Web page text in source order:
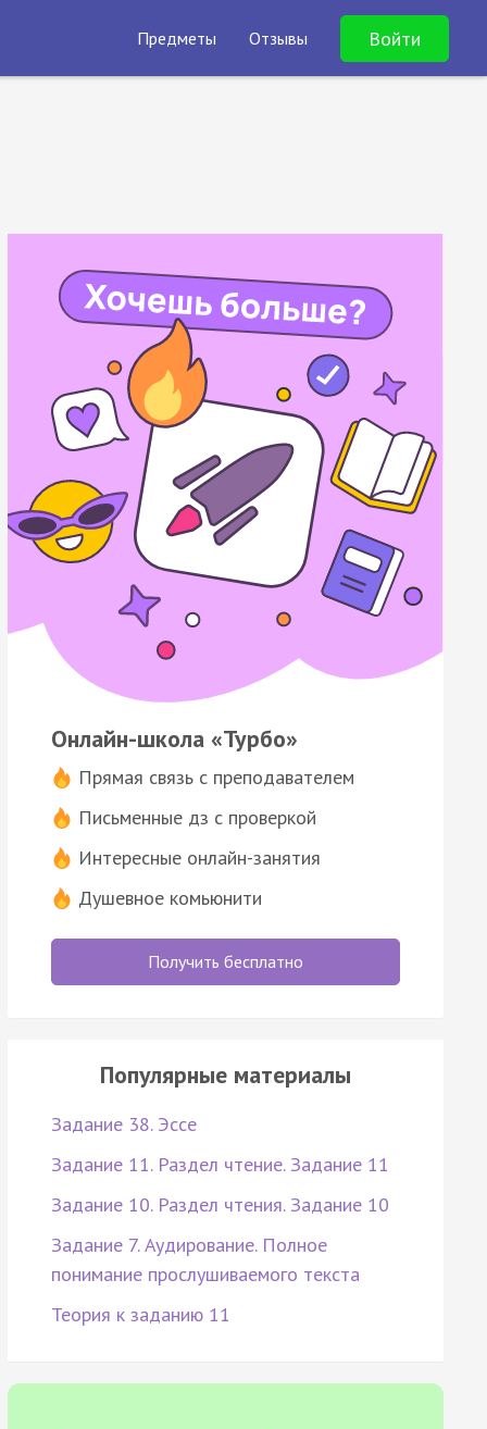
Предметы Отзывы Войти
Онлайн-школа «Турбо»
Прямая связь с преподавателем
Письменные дз с проверкой
Интересные онлайн-занятия
Душевное комьюнити
Получить бесплатно
Популярные материалы
Задание 38. Эссе
Задание 11. Раздел чтение. Задание 11
Задание 10. Раздел чтения. Задание 10
Задание 7. Аудирование. Полное
понимание прослушиваемого текста
Теория к заданию 11